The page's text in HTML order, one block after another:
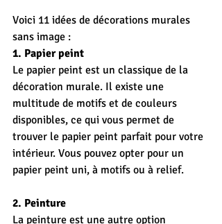
Voici 11 idées de décorations murales
sans image :
1. Papier peint
Le papier peint est un classique de la
décoration murale. Il existe une
multitude de motifs et de couleurs
disponibles, ce qui vous permet de
trouver le papier peint parfait pour votre
intérieur. Vous pouvez opter pour un
papier peint uni, à motifs ou à relief.
2. Peinture
La peinture est une autre option